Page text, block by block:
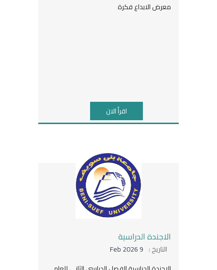
معرض الابداع فكرة
اقرأ الان
الاجندة الدراسية
التاريخ : 9 Feb 2026